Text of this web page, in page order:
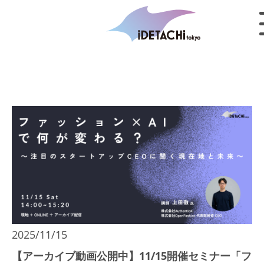
2025/11/15
【アーカイブ動画公開中】11/15開催セミナー「フ